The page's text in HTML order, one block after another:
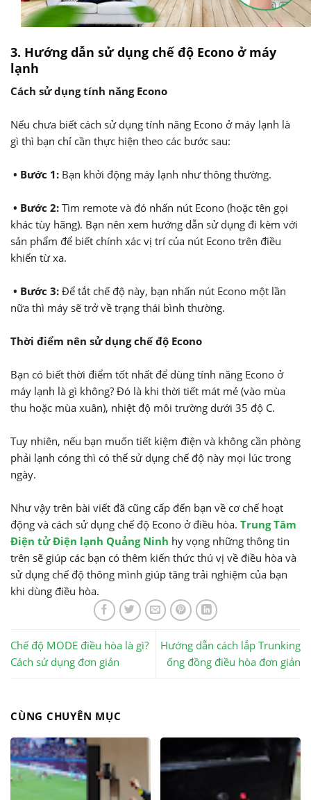
3. Hướng dẫn sử dụng chế độ Econo ở máy
lạnh
Cách sử dụng tính năng Econo
Nếu chưa biết cách sử dụng tính năng Econo ở máy lạnh là
gì thì bạn chỉ cần thực hiện theo các bước sau:
• Bước 1: Bạn khởi động máy lạnh như thông thường.
• Bước 2: Tìm remote và đó nhấn nút Econo (hoặc tên gọi
khác tùy hãng). Bạn nên xem hướng dẫn sử dụng đi kèm với
sản phẩm để biết chính xác vị trí của nút Econo trên điều
khiển từ xa.
• Bước 3: Để tắt chế độ này, bạn nhấn nút Econo một lần
nữa thì máy sẽ trở về trạng thái bình thường.
Thời điểm nên sử dụng chế độ Econo
Bạn có biết thời điểm tốt nhất để dùng tính năng Econo ở
máy lạnh là gì không? Đó là khi thời tiết mát mẻ (vào mùa
thu hoặc mùa xuân), nhiệt độ môi trường dưới 35 độ C.
Tuy nhiên, nếu bạn muốn tiết kiệm điện và không cần phòng
phải lạnh cóng thì có thể sử dụng chế độ này mọi lúc trong
ngày.
Như vậy trên bài viết đã cũng cấp đến bạn về cơ chế hoạt
động và cách sử dụng chế độ Econo ở điều hòa. Trung Tâm
Điện tử Điện lạnh Quảng Ninh hy vọng những thông tin
trên sẽ giúp các bạn có thêm kiến thức thú vị về điều hòa và
sử dụng chế độ thông mình giúp tăng trải nghiệm của bạn
khi dùng điều hòa.
Chế độ MODE điều hòa là gì?
Cách sử dụng đơn giản
Hướng dẫn cách lắp Trunking
ống đồng điều hòa đơn giản
CÙNG CHUYÊN MỤC